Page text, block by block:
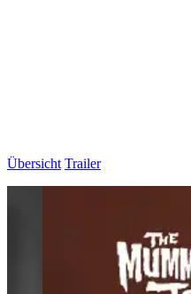
Übersicht Trailer